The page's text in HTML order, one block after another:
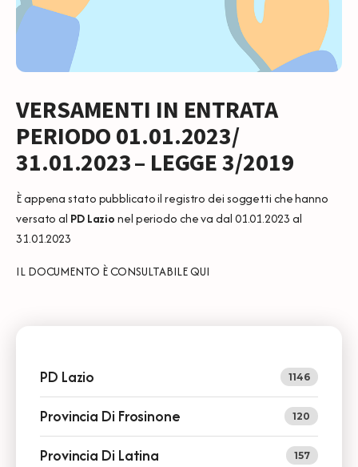
VERSAMENTI IN ENTRATA
PERIODO 01.01.2023/
31.01.2023– LEGGE 3/2019
È appena stato pubblicato il registro dei soggetti che hanno
versato al PD Lazionel periodo che va dal 01.01.2023 al
31.01.2023
IL DOCUMENTO È CONSULTABILEQUI
PD Lazio 1146
Provincia Di Frosinone 120
Provincia Di Latina 157